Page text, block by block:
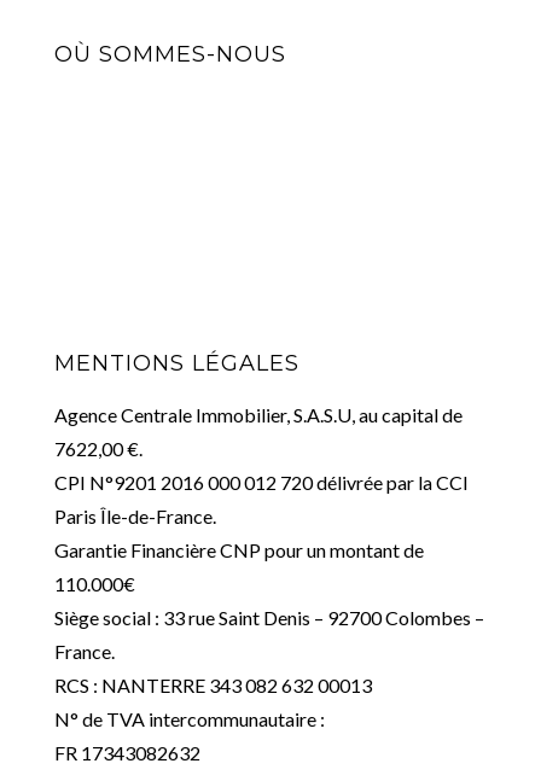
OÙ SOMMES-NOUS
MENTIONS LÉGALES
Agence Centrale Immobilier, S.A.S.U, au capital de
7622,00 €.
CPI N°9201 2016 000 012 720 délivrée par la CCI
Paris Île-de-France.
Garantie Financière CNP pour un montant de
110.000€
Siège social : 33 rue Saint Denis – 92700 Colombes –
France.
RCS : NANTERRE 343 082 632 00013
N° de TVA intercommunautaire :
FR 17343082632